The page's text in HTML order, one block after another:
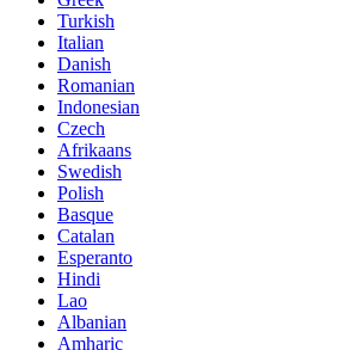
Turkish
Italian
Danish
Romanian
Indonesian
Czech
Afrikaans
Swedish
Polish
Basque
Catalan
Esperanto
Hindi
Lao
Albanian
Amharic